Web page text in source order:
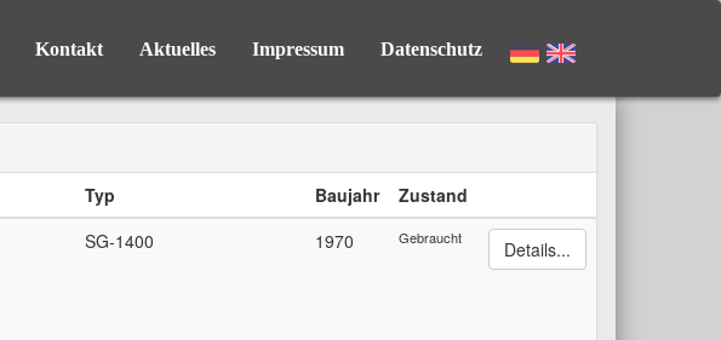
Kontakt Aktuelles Impressum Datenschutz
Typ Baujahr
Zustand
SG-1400 1970 Gebraucht Details...